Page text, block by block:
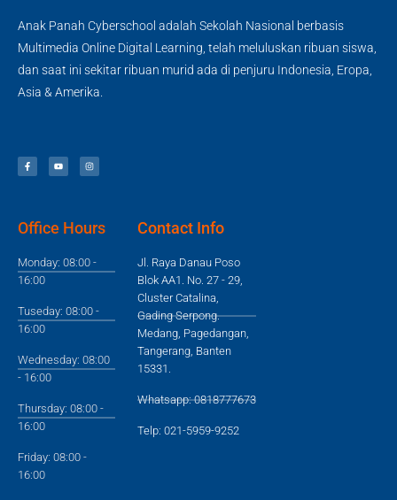
Anak Panah Cyberschool adalah Sekolah Nasional berbasis
Multimedia Online Digital Learning, telah meluluskan ribuan siswa,
dan saat ini sekitar ribuan murid ada di penjuru Indonesia, Eropa,
Asia & Amerika.
Office Hours
Monday: 08:00 -
16:00
Tuseday: 08:00 -
16:00
Wednesday: 08:00
- 16:00
Thursday: 08:00 -
16:00
Friday: 08:00 -
16:00
Contact Info
Jl. Raya Danau Poso
Blok AA1. No. 27 - 29,
Cluster Catalina,
Gading Serpong.
Medang, Pagedangan,
Tangerang, Banten
15331.
Whatsapp: 0818777673
Telp: 021-5959-9252